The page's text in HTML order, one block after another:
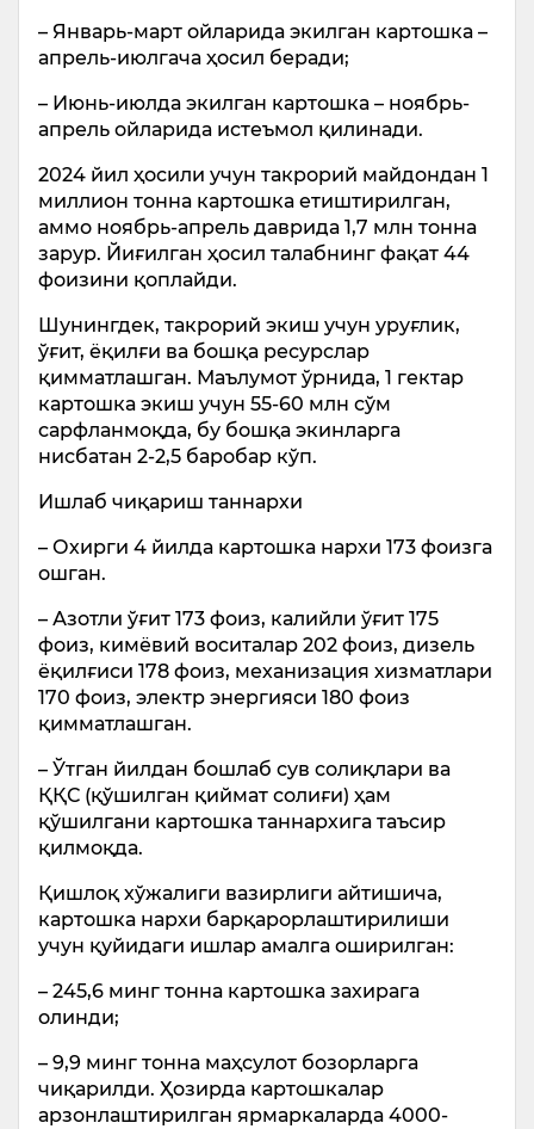
– Январь-март ойларида экилган картошка –
апрель-июлгача ҳосил беради;
– Июнь-июлда экилган картошка – ноябрь-
апрель ойларида истеъмол қилинади.
2024 йил ҳосили учун такрорий майдондан 1
миллион тонна картошка етиштирилган,
аммо ноябрь-апрель даврида 1,7 млн тонна
зарур. Йиғилган ҳосил талабнинг фақат 44
фоизини қоплайди.
Шунингдек, такрорий экиш учун уруғлик,
ўғит, ёқилғи ва бошқа ресурслар
қимматлашган. Маълумот ўрнида, 1 гектар
картошка экиш учун 55-60 млн сўм
сарфланмоқда, бу бошқа экинларга
нисбатан 2-2,5 баробар кўп.
Ишлаб чиқариш таннархи
– Охирги 4 йилда картошка нархи 173 фоизга
ошган.
– Азотли ўғит 173 фоиз, калийли ўғит 175
фоиз, кимёвий воситалар 202 фоиз, дизель
ёқилғиси 178 фоиз, механизация хизматлари
170 фоиз, электр энергияси 180 фоиз
қимматлашган.
– Ўтган йилдан бошлаб сув солиқлари ва
ҚҚС (қўшилган қиймат солиғи) ҳам
қўшилгани картошка таннархига таъсир
қилмоқда.
Қишлоқ хўжалиги вазирлиги айтишича,
картошка нархи барқарорлаштирилиши
учун қуйидаги ишлар амалга оширилган:
– 245,6 минг тонна картошка захирага
олинди;
– 9,9 минг тонна маҳсулот бозорларга
чиқарилди. Ҳозирда картошкалар
арзонлаштирилган ярмаркаларда 4000-